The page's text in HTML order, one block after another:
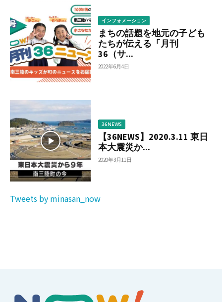
インフォメーション
まちの話題を地元の子ども
たちが伝える「月刊
36（サ...
2022年6月4日
36NEWS
【36NEWS】2020.3.11 東日
本大震災か...
2020年3月11日
Tweets by minasan_now